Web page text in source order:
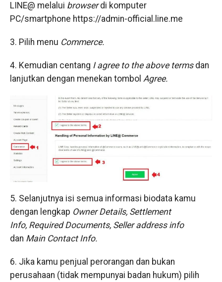
LINE@ melalui browserdi komputer
PC/smartphone https://admin-official.line.me
3. Pilih menu Commerce.
4. Kemudian centang I agree to the above termsdan
lanjutkan dengan menekan tombol Agree.
5. Selanjutnya isi semua informasi biodata kamu
dengan lengkap Owner Details, Settlement
Info, Required Documents, Seller address info
dan Main Contact Info.
6. Jika kamu penjual perorangan dan bukan
perusahaan (tidak mempunyai badan hukum) pilih